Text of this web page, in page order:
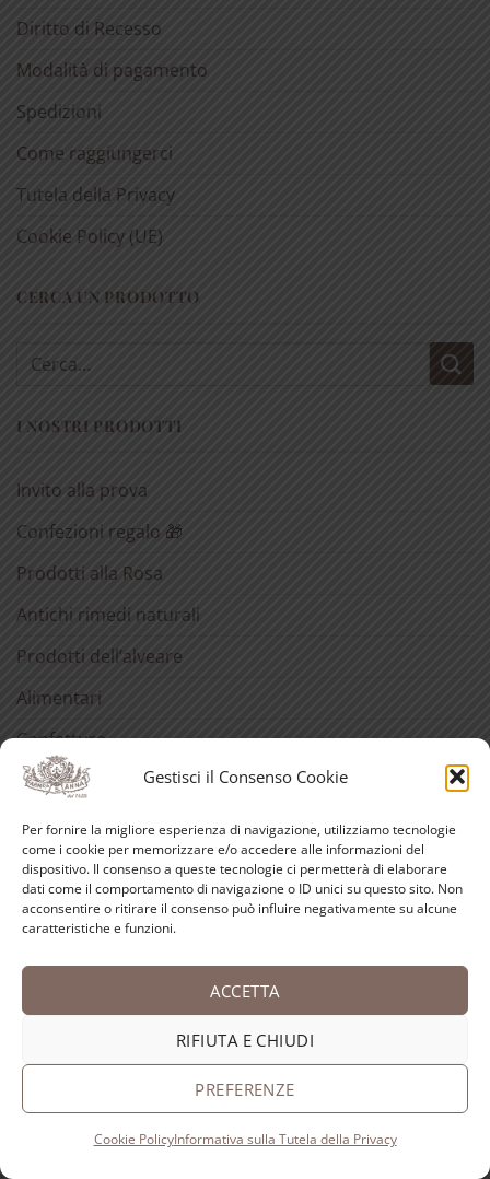
Gestisci il Consenso Cookie
Per fornire la migliore esperienza di navigazione, utilizziamo tecnologie
come i cookie per memorizzare e/o accedere alle informazioni del
dispositivo. Il consenso a queste tecnologie ci permetterà di elaborare
dati come il comportamento di navigazione o ID unici su questo sito. Non
acconsentire o ritirare il consenso può influire negativamente su alcune
caratteristiche e funzioni.
ACCETTA
RIFIUTA E CHIUDI
PREFERENZE
Cookie PolicyInformativa sulla Tutela della Privacy
Diritto di Recesso
Modalità di pagamento
Spedizioni
Come raggiungerci
Tutela della Privacy
Cookie Policy (UE)
CERCA UN PRODOTTO
Cerca:
I NOSTRI PRODOTTI
Invito alla prova
Confezioni regalo 🎁
Prodotti alla Rosa
Antichi rimedi naturali
Prodotti dell’alveare
Alimentari
Confetture
Sciroppo di rose
Fragranze del Carmelo
Liquori
Cura della pelle
Cosmetici alla rosa
Acqua di Sant’Anna